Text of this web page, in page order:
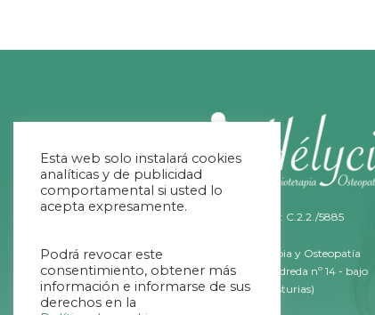
Nº Registro Sanitario: C.2.2./5885
Helycis Fisioterapia y Osteopatía
C/ Fernández Ladreda nº 14 - bajo
33011 Oviedo (Asturias)
Esta web solo instalará cookies
analíticas y de publicidad
comportamental si usted lo
acepta expresamente.
Podrá revocar este
consentimiento, obtener más
información e informarse de sus
derechos en la